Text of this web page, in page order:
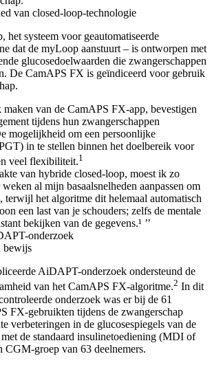
van closed-loop-technologie
het systeem voor geautomatiseerde
dat de myLoop aanstuurt – is ontworpen met
glucosedoelwaarden die zwangerschappen
De CamAPS FX is geïndiceerd voor gebruik
van de CamAPS FX-app, bevestigen
tijdens hun zwangerschappen
mogelijkheid om een persoonlijke
in te stellen binnen het doelbereik voor
veel flexibiliteit.1
van hybride closed-loop, moest ik zo
al mijn basaalsnelheden aanpassen om
terwijl het algoritme dit helemaal automatisch
een last van je schouders; zelfs de mentale
bekijken van de gegevens.¹ ’’
onderzoek
bewijs
AiDAPT-onderzoek ondersteund de
van het CamAPS FX-algoritme.2 In dit
onderzoek was er bij de 61
FX-gebruikten tijdens de zwangerschap
verbeteringen in de glucosespiegels van de
de standaard insulinetoediening (MDI of
CGM-groep van 63 deelnemers.